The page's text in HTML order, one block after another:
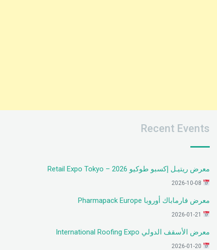
Recent Events
معرض ريتيـل إكسبو طوكيو 2026 – Retail Expo Tokyo
معرض فارماباك أوروبا Pharmapack Europe
معرض الأسقف الدولي International Roofing Expo